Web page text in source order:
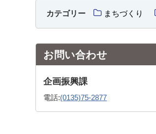
カテゴリー まちづくり
お問い合わせ
企画振興課
電話:(0135)75-2877